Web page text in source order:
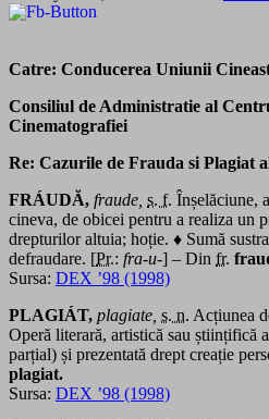
Catre: Conducerea Uniunii
Consiliul de Administratie al
Cinematografiei
Re: Cazurile de Frauda si Plagiat
FRÁUDĂ, fraude, s. f. Înșelăciune,
cineva, de obicei pentru a realiza un
drepturilor altuia; hoție. ♦ Sumă
defraudare. [Pr.: fra-u-] – Din fr.
Sursa: DEX ’98 (1998)
PLAGIÁT, plagiate, s. n. Acțiunea
Operă literară, artistică sau științifică
parțial) și prezentată drept creație
plagiat.
Sursa: DEX ’98 (1998)